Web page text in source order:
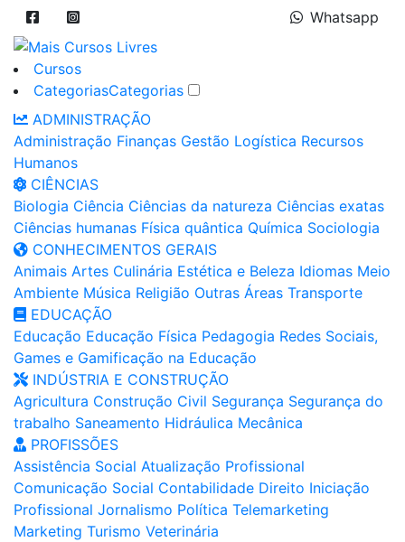
Whatsapp
Cursos
CategoriasCategorias
ADMINISTRAÇÃO
Administração Finanças Gestão Logística Recursos
Humanos
CIÊNCIAS
Biologia Ciência Ciências da natureza Ciências exatas
Ciências humanas Física quântica Química Sociologia
CONHECIMENTOS GERAIS
Animais Artes Culinária Estética e Beleza Idiomas Meio
Ambiente Música Religião Outras Áreas Transporte
EDUCAÇÃO
Educação Educação Física Pedagogia Redes Sociais,
Games e Gamificação na Educação
INDÚSTRIA E CONSTRUÇÃO
Agricultura Construção Civil Segurança Segurança do
trabalho Saneamento Hidráulica Mecânica
PROFISSÕES
Assistência Social Atualização Profissional
Comunicação Social Contabilidade Direito Iniciação
Profissional Jornalismo Política Telemarketing
Marketing Turismo Veterinária